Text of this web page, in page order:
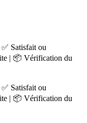
Satisfait ou
| 📦 Vérification du
Satisfait ou
| 📦 Vérification du